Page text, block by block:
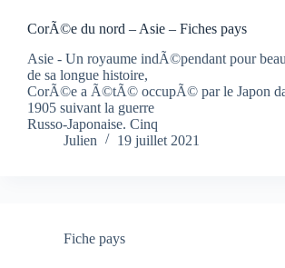
CorÃ©e du nord – Asie – Fiches pays
Asie - Un royaume indÃ©pendant pour
de sa longue histoire,
CorÃ©e a Ã©tÃ© occupÃ© par le Japon
1905 suivant la guerre
Russo-Japonaise. Cinq
Julien
19 juillet 2021
Fiche pays